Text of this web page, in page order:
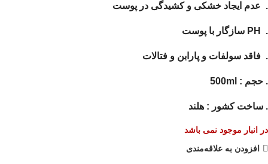
. عدم ایجاد خشکی و کشیدگی در پوست
. PH سازگار با پوست
. فاقد سولفات و پارابن و فتالات
. حجم : 500ml
. ساخت کشور : هلند
در انبار موجود نمی باشد
افزودن به علاقه‌مندی